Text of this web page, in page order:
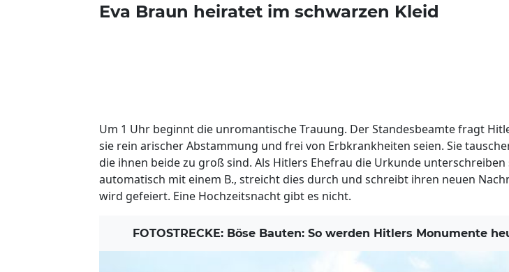
Eva Braun heiratet im schwarzen Kleid
Um 1 Uhr beginnt die unromantische Trauung. Der Standesbeamte fragt
sie rein arischer Abstammung und frei von Erbkrankheiten seien. Sie
die ihnen beide zu groß sind. Als Hitlers Ehefrau die Urkunde
automatisch mit einem B., streicht dies durch und schreibt ihren neuen
wird gefeiert. Eine Hochzeitsnacht gibt es nicht.
FOTOSTRECKE: Böse Bauten: So werden Hitlers Monumente